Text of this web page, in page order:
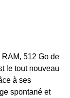
RAM, 512 Go de
le tout nouveau
à ses
spontané et